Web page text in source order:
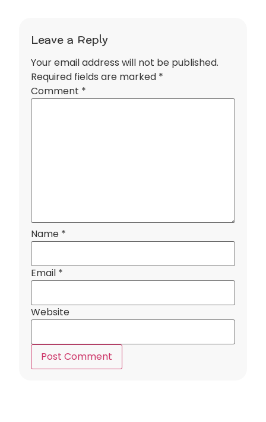
Leave a Reply
Your email address will not be published.
Required fields are marked *
Comment *
Name *
Email *
Website